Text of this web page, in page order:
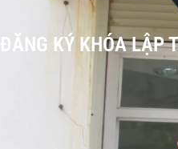
ĐĂNG KÝ KHÓA LẬP